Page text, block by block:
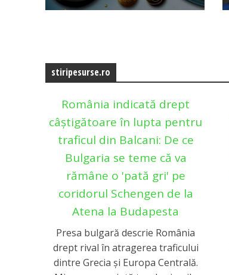
stiripesurse.ro
România indicată drept
câștigătoare în lupta pentru
traficul din Balcani: De ce
Bulgaria se teme că va
rămâne o 'pată gri' pe
coridorul Schengen de la
Atena la Budapesta
Presa bulgară descrie România
drept rival în atragerea traficului
dintre Grecia și Europa Centrală.